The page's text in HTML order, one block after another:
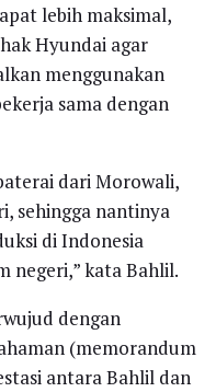
lebih maksimal,
Hyundai agar
menggunakan
sama dengan
dari Morowali,
sehingga nantinya
di Indonesia
negeri,” kata Bahlil.
dengan
(memorandum
antara Bahlil dan